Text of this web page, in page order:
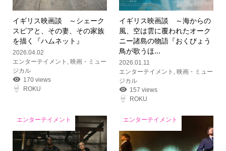
イギリス映画談 ～シェーク
スピアと、その妻、その家族
を描く『ハムネット』
2026.04.02
エンターテイメント , 映画・ミュー
ジカル
170 views
ROKU
イギリス映画談 ～海からの
風、空は雲に覆われたオーク
ニー諸島の物語『おくびょう
鳥が歌うほ...
2026.01.11
エンターテイメント , 映画・ミュー
ジカル
157 views
ROKU
エンターテイメント エンターテイメント